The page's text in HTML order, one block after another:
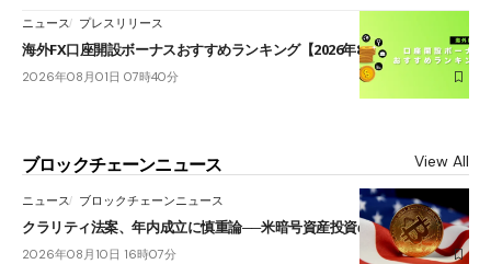
ニュース プレスリリース
海外FX口座開設ボーナスおすすめランキング【2026年8月最新】
2026年08月01日 07時40分
ブロックチェーンニュース View All
ニュース ブロックチェーンニュース
クラリティ法案、年内成立に慎重論──米暗号資産投資の海外流出懸念も
2026年08月10日 16時07分